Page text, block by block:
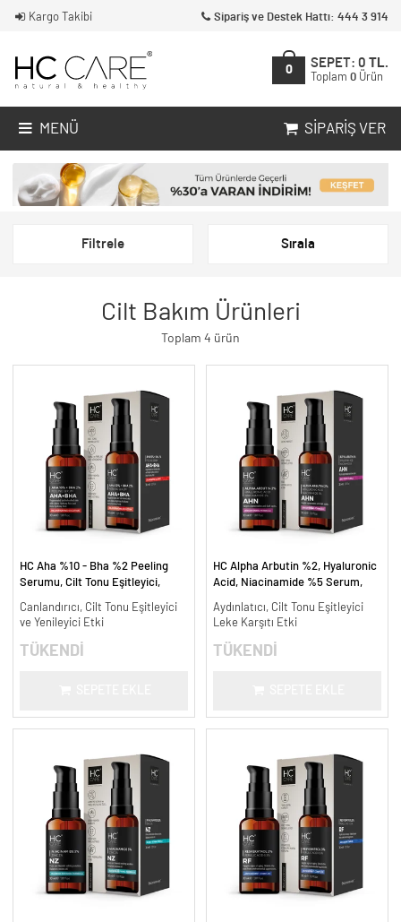
Kargo Takibi Sipariş ve Destek Hattı: 444 3 914
0
SEPET: 0 TL.
Toplam 0 Ürün
MENÜ SIPARIŞ VER
Filtrele Sırala
Cilt Bakım Ürünleri
Toplam 4 ürün
HC Aha %10 - Bha %2 Peeling
Serumu, Cilt Tonu Eşitleyici,
Canlandırıcı, Cilt Tonu Eşitleyici
ve Yenileyici Etki
TÜKENDİ
HC Alpha Arbutin %2, Hyaluronic
Acid, Niacinamide %5 Serum,
ml.
Aydınlatıcı, Cilt Tonu Eşitleyici
Leke Karşıtı Etki
TÜKENDİ